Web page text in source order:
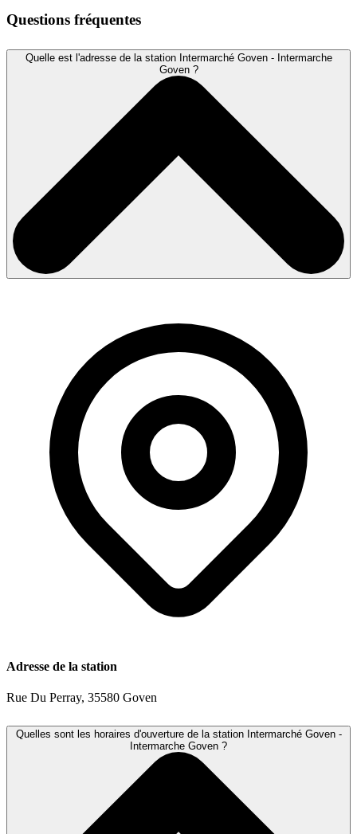
Questions fréquentes
Quelle est l'adresse de la station Intermarché Goven - Intermarche
Goven ?
Adresse de la station
Rue Du Perray, 35580 Goven
Quelles sont les horaires d'ouverture de la station Intermarché Goven -
Intermarche Goven ?